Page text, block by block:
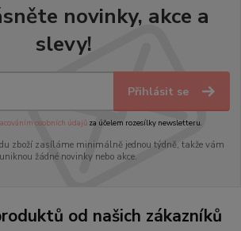
novinky, akce a
slevy!
Přihlásit se
osobních údajůza účelem rozesílky newsletteru.
zboží zasíláme minimálně jednou týdně, takže vám
žádné novinky nebo akce.
od našich zákazníků